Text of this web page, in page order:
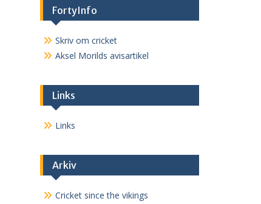
FortyInfo
Skriv om cricket
Aksel Morilds avisartikel
Links
Links
Arkiv
Cricket since the vikings